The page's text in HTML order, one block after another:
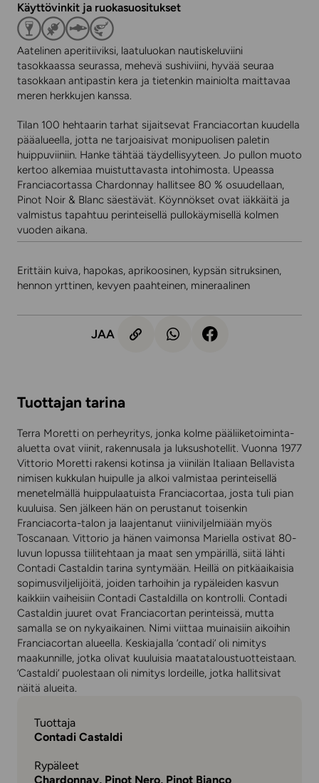
Käyttövinkit ja ruokasuositukset
Aatelinen aperitiiviksi, laatuluokan nautiskeluviini
tasokkaassa seurassa, mehevä sushiviini, hyvää seuraa
tasokkaan antipastin kera ja tietenkin mainiolta maittavaa
meren herkkujen kanssa.
Tilan 100 hehtaarin tarhat sijaitsevat Franciacortan kuudella
pääalueella, jotta ne tarjoaisivat monipuolisen paletin
huippuviiniin. Hanke tähtää täydellisyyteen. Jo pullon muoto
kertoo alkemiaa muistuttavasta intohimosta. Upeassa
Franciacortassa Chardonnay hallitsee 80 % osuudellaan,
Pinot Noir & Blanc säestävät. Köynnökset ovat iäkkäitä ja
valmistus tapahtuu perinteisellä pullokäymisellä kolmen
vuoden aikana.
Erittäin kuiva, hapokas, aprikoosinen, kypsän sitruksinen,
hennon yrttinen, kevyen paahteinen, mineraalinen
JAA
Tuottajan tarina
Terra Moretti on perheyritys, jonka kolme pääliiketoiminta-
aluetta ovat viinit, rakennusala ja luksushotellit. Vuonna 1977
Vittorio Moretti rakensi kotinsa ja viinilän Italiaan Bellavista
nimisen kukkulan huipulle ja alkoi valmistaa perinteisellä
menetelmällä huippulaatuista Franciacortaa, josta tuli pian
kuuluisa. Sen jälkeen hän on perustanut toisenkin
Franciacorta-talon ja laajentanut viiniviljelmiään myös
Toscanaan. Vittorio ja hänen vaimonsa Mariella ostivat 80-
luvun lopussa tiilitehtaan ja maat sen ympärillä, siitä lähti
Contadi Castaldin tarina syntymään. Heillä on pitkäaikaisia
sopimusviljelijöitä, joiden tarhoihin ja rypäleiden kasvun
kaikkiin vaiheisiin Contadi Castaldilla on kontrolli. Contadi
Castaldin juuret ovat Franciacortan perinteissä, mutta
samalla se on nykyaikainen. Nimi viittaa muinaisiin aikoihin
Franciacortan alueella. Keskiajalla ’contadi’ oli nimitys
maakunnille, jotka olivat kuuluisia maatataloustuotteistaan.
’Castaldi’ puolestaan oli nimitys lordeille, jotka hallitsivat
näitä alueita.
Tuottaja
Contadi Castaldi
Rypäleet
Chardonnay, Pinot Nero, Pinot Bianco